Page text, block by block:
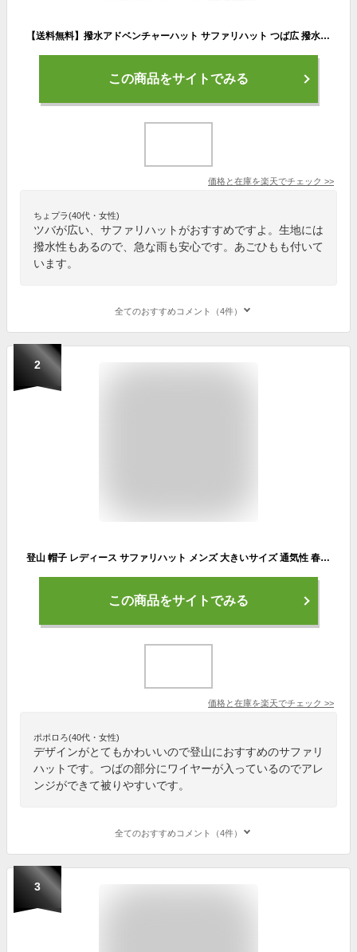
【送料無料】撥水アドベンチャーハット サファリハット つば広 撥水帽子 夏フェス hat レインハット UV 99.9%以上 UV対策 メンズ 登山 帽子 レディース 紫外線カット
この商品をサイトでみる
価格と在庫を楽天でチェック >>
ちょプラ(40代・女性)
ツバが広い、サファリハットがおすすめですよ。生地には
撥水性もあるので、急な雨も安心です。あごひもも付いて
います。
全てのおすすめコメント（4件）
2
登山 帽子 レディース サファリハット メンズ 大きいサイズ 通気性 春夏 つば広 ハット 可愛い チロリアン 花柄 つば アウトドア 黒 釣り トレッキング uv キャンプ ファッション 山ガール 女性 春 夏 秋 冬 秋冬
この商品をサイトでみる
価格と在庫を楽天でチェック >>
ポポロろ(40代・女性)
デザインがとてもかわいいので登山におすすめのサファリ
ハットです。つばの部分にワイヤーが入っているのでアレ
ンジができて被りやすいです。
全てのおすすめコメント（4件）
3